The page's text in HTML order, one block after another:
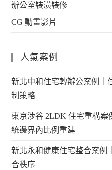
辦公室裝潢裝修
CG 動畫影片
人氣案例
新北中和住宅轉辦公案例｜
制策略
東京涉谷 2LDK 住宅重構案
統邊界內比例重建
新北永和健康住宅整合案例
合秩序